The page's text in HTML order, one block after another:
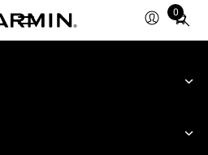
0
Total
items
cart: